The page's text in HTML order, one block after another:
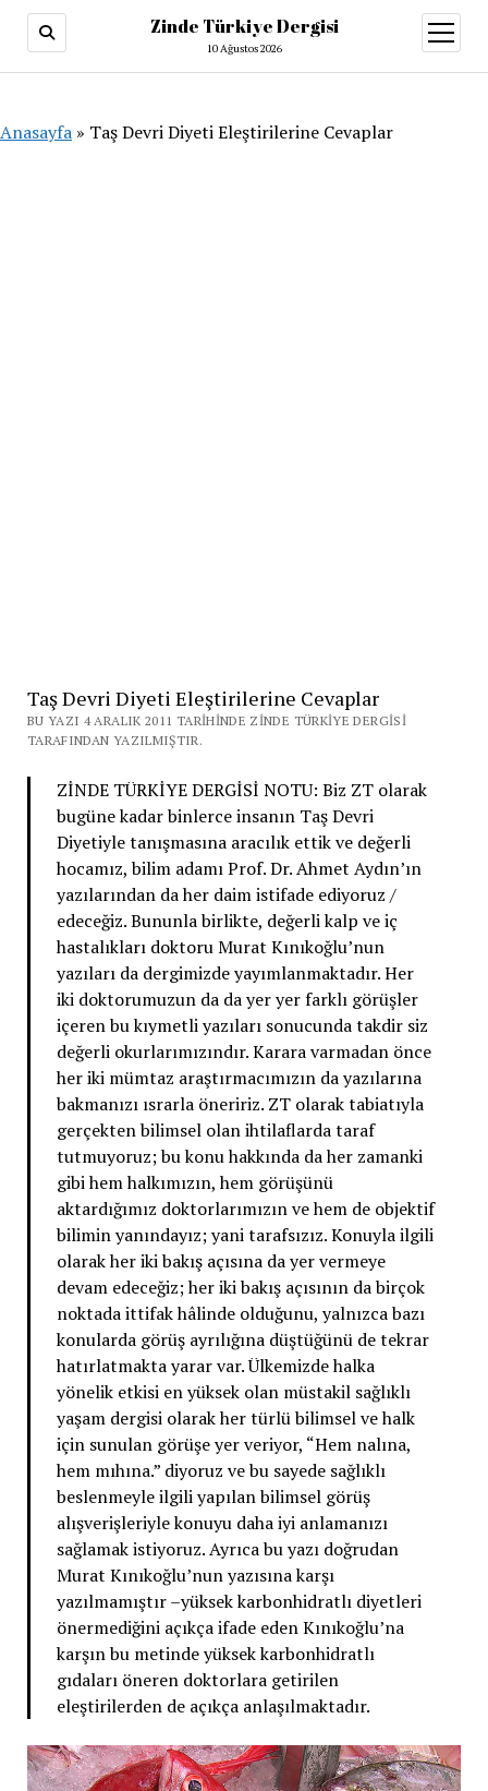
Zinde Türkiye Dergisi
10 Ağustos 2026
aç
Anasayfa » Taş Devri Diyeti Eleştirilerine Cevaplar
Taş Devri Diyeti Eleştirilerine Cevaplar
BU YAZI 4 ARALIK 2011 TARIHINDE ZINDE TÜRKIYE DERGISI
TARAFINDAN YAZILMIŞTIR.
ZİNDE TÜRKİYE DERGİSİ NOTU: Biz ZT olarak
bugüne kadar binlerce insanın Taş Devri
Diyetiyle tanışmasına aracılık ettik ve değerli
hocamız, bilim adamı Prof. Dr. Ahmet Aydın’ın
yazılarından da her daim istifade ediyoruz /
edeceğiz. Bununla birlikte, değerli kalp ve iç
hastalıkları doktoru Murat Kınıkoğlu’nun
yazıları da dergimizde yayımlanmaktadır. Her
iki doktorumuzun da da yer yer farklı görüşler
içeren bu kıymetli yazıları sonucunda takdir siz
değerli okurlarımızındır. Karara varmadan önce
her iki mümtaz araştırmacımızın da yazılarına
bakmanızı ısrarla öneririz. ZT olarak tabiatıyla
gerçekten bilimsel olan ihtilaflarda taraf
tutmuyoruz; bu konu hakkında da her zamanki
gibi hem halkımızın, hem görüşünü
aktardığımız doktorlarımızın ve hem de objektif
bilimin yanındayız; yani tarafsızız. Konuyla ilgili
olarak her iki bakış açısına da yer vermeye
devam edeceğiz; her iki bakış açısının da birçok
noktada ittifak hâlinde olduğunu, yalnızca bazı
konularda görüş ayrılığına düştüğünü de tekrar
hatırlatmakta yarar var. Ülkemizde halka
yönelik etkisi en yüksek olan müstakil sağlıklı
yaşam dergisi olarak her türlü bilimsel ve halk
için sunulan görüşe yer veriyor, “Hem nalına,
hem mıhına.” diyoruz ve bu sayede sağlıklı
beslenmeyle ilgili yapılan bilimsel görüş
alışverişleriyle konuyu daha iyi anlamanızı
sağlamak istiyoruz. Ayrıca bu yazı doğrudan
Murat Kınıkoğlu’nun yazısına karşı
yazılmamıştır –yüksek karbonhidratlı diyetleri
önermediğini açıkça ifade eden Kınıkoğlu’na
karşın bu metinde yüksek karbonhidratlı
gıdaları öneren doktorlara getirilen
eleştirilerden de açıkça anlaşılmaktadır.